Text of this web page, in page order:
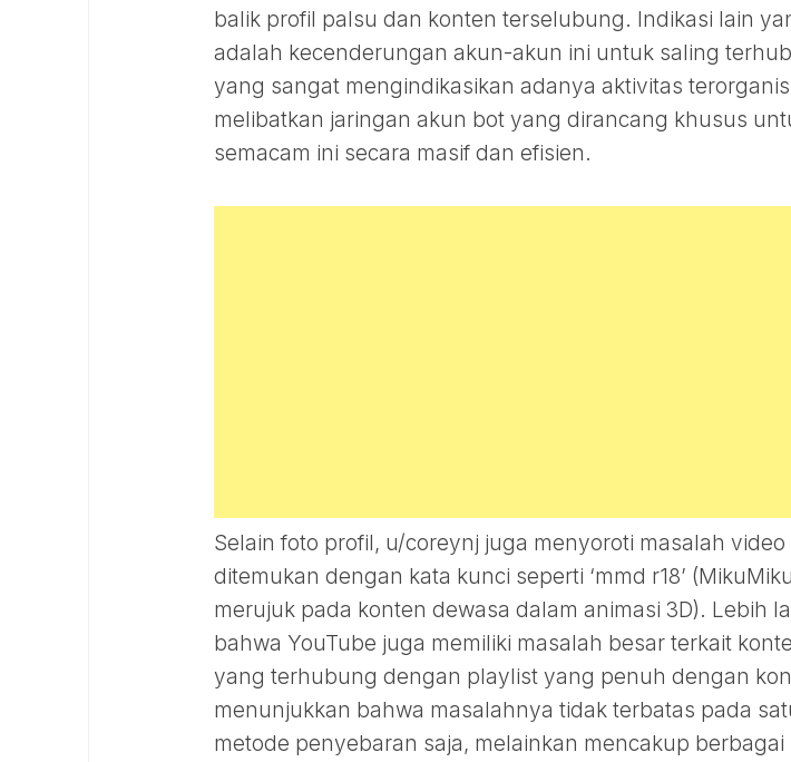
balik profil palsu dan konten terselubung. Indikasi lain
adalah kecenderungan akun-akun ini untuk saling
yang sangat mengindikasikan adanya aktivitas
melibatkan jaringan akun bot yang dirancang khusus
semacam ini secara masif dan efisien.
Selain foto profil, u/coreynj juga menyoroti masalah
ditemukan dengan kata kunci seperti ‘mmd r18’
merujuk pada konten dewasa dalam animasi 3D). Lebih
bahwa YouTube juga memiliki masalah besar terkait
yang terhubung dengan playlist yang penuh dengan
menunjukkan bahwa masalahnya tidak terbatas pada
metode penyebaran saja, melainkan mencakup